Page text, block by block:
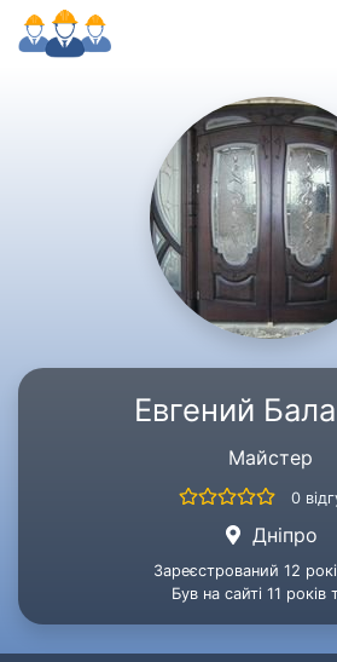
Евгений
Майстер
0
Дніпро
Зареєстрований 12
Був на сайті 11 років